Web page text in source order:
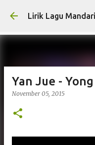
Skip
Lirik Lagu
Yan Jue -
November 05, 2015